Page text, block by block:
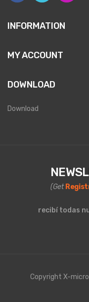
INFORMATION
MY ACCOUNT
DOWNLOAD
Download
(Get
recibí todas
Copyright X-